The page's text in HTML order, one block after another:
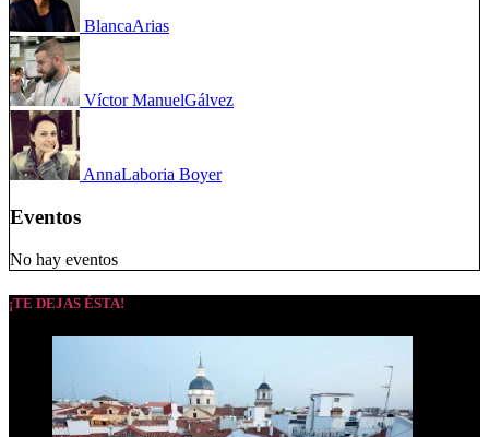
BlancaArias
Víctor ManuelGálvez
AnnaLaboria Boyer
Eventos
No hay eventos
¡TE DEJAS ÉSTA!